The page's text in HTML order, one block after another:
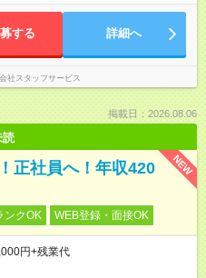
する 詳細へ
社スタッフサービス
掲載日：2026.08.06
読
NEW
正社員へ！年収420
ンクOK WEB登録・面接OK
円+残業代